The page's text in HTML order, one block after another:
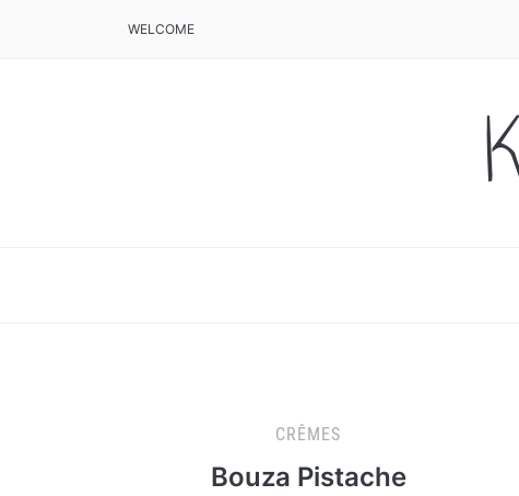
WELCOME
CRÊMES
Bouza Pistache